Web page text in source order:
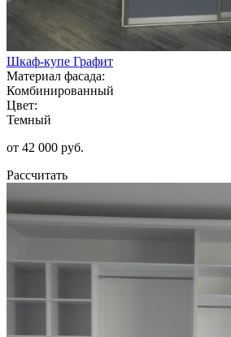
Шкаф-купе Графит
Материал фасада:
Комбинированный
Цвет:
Темный
от 42 000 руб.
Рассчитать